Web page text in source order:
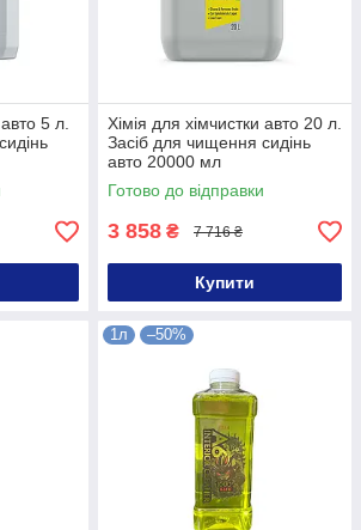
5 л.
Хімія для хімчистки авто 20 л.
Засіб для чищення сидінь
авто 20000 мл
Готово до відправки
3 858 ₴ 7 716 ₴
Купити
1л –50%